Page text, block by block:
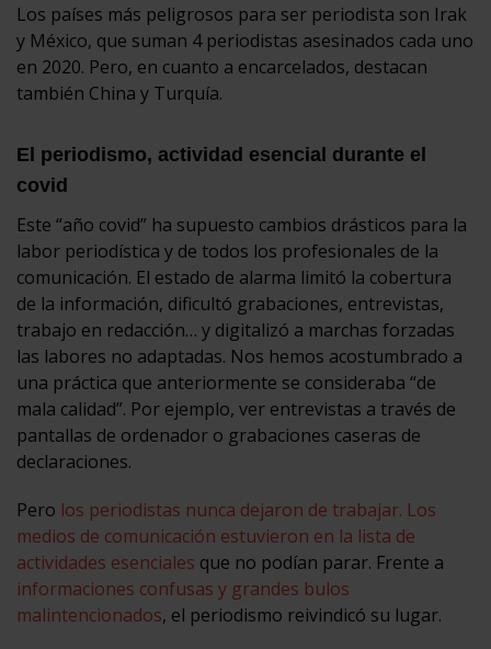
Los países más peligrosos para ser periodista son Irak
y México, que suman 4 periodistas asesinados cada uno
en 2020. Pero, en cuanto a encarcelados, destacan
también China y Turquía.
El periodismo, actividad esencial durante el
covid
Este “año covid” ha supuesto cambios drásticos para la
labor periodística y de todos los profesionales de la
comunicación. El estado de alarma limitó la cobertura
de la información, dificultó grabaciones, entrevistas,
trabajo en redacción… y digitalizó a marchas forzadas
las labores no adaptadas. Nos hemos acostumbrado a
una práctica que anteriormente se consideraba “de
mala calidad”. Por ejemplo, ver entrevistas a través de
pantallas de ordenador o grabaciones caseras de
declaraciones.
Pero los periodistas nunca dejaron de trabajar. Los
medios de comunicación estuvieron en la lista de
actividades esenciales que no podían parar. Frente a
informaciones confusas y grandes bulos
malintencionados, el periodismo reivindicó su lugar.